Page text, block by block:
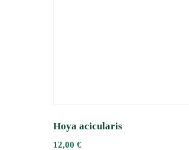
Hoya acicularis
12,00 €